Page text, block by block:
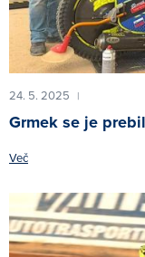
24. 5. 2025 |
Grmek se je
Več